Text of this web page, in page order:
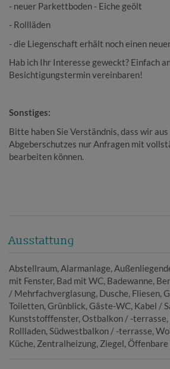
- neuer Parkettboden - Eiche geölt
- Rollläden
- die Liegenschaft erhält noch einen
Hab ich Ihr Interesse geweckt? Einfach
Besichtigungstermin vereinbaren!
Sonstiges:
Bitte haben Sie Verständnis, dass wir aus
Abgeberschutzes nur Anfragen mit
bearbeiten können.
Ausstattung
Abstellraum Alarmanlage
mit Fenster Bad mit WC Badewanne
/ Mehrfachverglasung Dusche Fliesen
Toiletten Grünblick Gäste-WC Kabel /
Kunststofffenster Ostbalkon / -terrasse
Rollladen Südwestbalkon / -terrasse
Küche Zentralheizung Ziegel Öffenbare